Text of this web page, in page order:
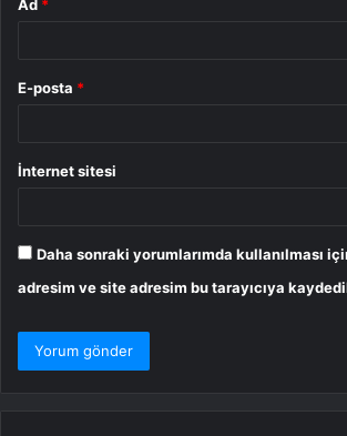
Ad *
E-posta *
İnternet sitesi
Daha sonraki yorumlarımda kullanılması
adresim ve site adresim bu tarayıcıya